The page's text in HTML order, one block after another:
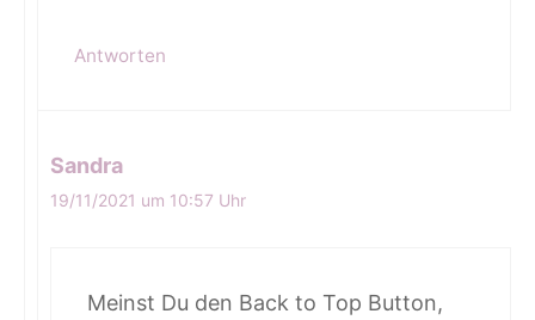
Antworten
Sandra
19/11/2021 um 10:57 Uhr
Meinst Du den Back to Top Button,